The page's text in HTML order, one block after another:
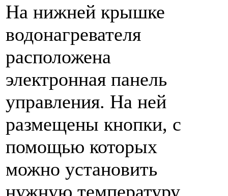
На нижней крышке
водонагревателя
расположена
электронная панель
управления. На ней
размещены кнопки, с
помощью которых
можно установить
нужную температуру